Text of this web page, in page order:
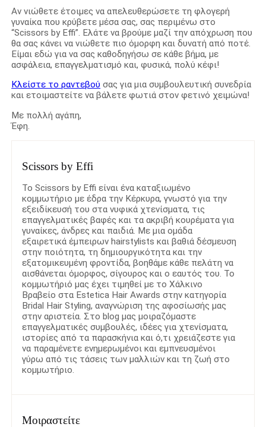
Αν νιώθετε έτοιμες να απελευθερώσετε τη φλογερή
γυναίκα που κρύβετε μέσα σας, σας περιμένω στο
“Scissors by Effi”. Ελάτε να βρούμε μαζί την απόχρωση που
θα σας κάνει να νιώθετε πιο όμορφη και δυνατή από ποτέ.
Είμαι εδώ για να σας καθοδηγήσω σε κάθε βήμα, με
ασφάλεια, επαγγελματισμό και, φυσικά, πολύ κέφι!
Κλείστε το ραντεβού σας για μια συμβουλευτική συνεδρία
και ετοιμαστείτε να βάλετε φωτιά στον φετινό χειμώνα!
Με πολλή αγάπη,
Έφη.
Scissors by Effi
Το Scissors by Effi είναι ένα καταξιωμένο
κομμωτήριο με έδρα την Κέρκυρα, γνωστό για την
εξειδίκευσή του στα νυφικά χτενίσματα, τις
επαγγελματικές βαφές και τα ακριβή κουρέματα για
γυναίκες, άνδρες και παιδιά. Με μια ομάδα
εξαιρετικά έμπειρων hairstylists και βαθιά δέσμευση
στην ποιότητα, τη δημιουργικότητα και την
εξατομικευμένη φροντίδα, βοηθάμε κάθε πελάτη να
αισθάνεται όμορφος, σίγουρος και ο εαυτός του. Το
κομμωτήριό μας έχει τιμηθεί με το Χάλκινο
Βραβείο στα Estetica Hair Awards στην κατηγορία
Bridal Hair Styling, αναγνώριση της αφοσίωσής μας
στην αριστεία. Στο blog μας μοιραζόμαστε
επαγγελματικές συμβουλές, ιδέες για χτενίσματα,
ιστορίες από τα παρασκήνια και ό,τι χρειάζεστε για
να παραμένετε ενημερωμένοι και εμπνευσμένοι
γύρω από τις τάσεις των μαλλιών και τη ζωή στο
κομμωτήριο.
Μοιραστείτε